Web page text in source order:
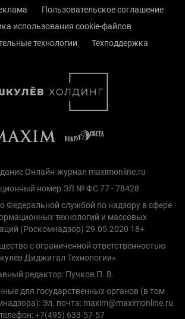
Пользовательское соглашение
использования cookie-файлов
технологии
Техподдержка
Онлайн-журнал maximonline.ru
номер ЭЛ № ФС 77 - 78428
Федеральной службой по надзору в сфере
технологий и массовых
(Роскомнадзор) 29.05.2020 18+
с ограниченной ответственностью
Диджитал Технологии»
редактор: Пучков П. В.
для государственных органов (в том
Эл. почта: maxim@maximonline.ru
телефон: +7(495) 633-57-57